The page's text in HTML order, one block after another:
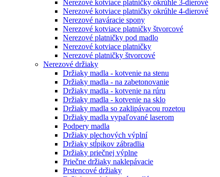
Nerezové kotviace platničky okrúhle 3-dierové
Nerezové kotviace platničky okrúhle 4-dierové
Nerezové naváracie spony
Nerezové kotviace platničky štvorcové
Nerezové platničky pod madlo
Nerezové kotviace platničky
Nerezové platničky štvorcové
Nerezové držiaky
Držiaky madla - kotvenie na stenu
Držiaky madla - na zabetonovanie
Držiaky madla - kotvenie na rúru
Držiaky madla - kotvenie na sklo
Držiaky madla so zaklipávacou rozetou
Držiaky madla vypaľované laserom
Podpery madla
Držiaky plechových výplní
Držiaky stĺpikov zábradlia
Držiaky priečnej výplne
Priečne držiaky naklepávacie
Prstencové držiaky